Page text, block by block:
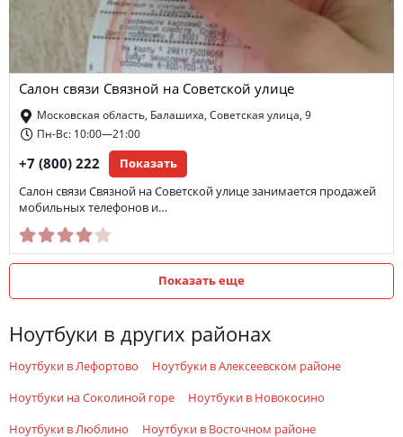
Салон связи Связной на Советской улице
Московская область, Балашиха, Советская улица, 9
Пн-Вс: 10:00—21:00
+7 (800) 222 Показать
Салон связи Связной на Советской улице занимается продажей
мобильных телефонов и…
Показать еще
ноутбуки в других районах
ноутбуки в Лефортово ноутбуки в Алексеевском районе
ноутбуки на Соколиной горе ноутбуки в Новокосино
ноутбуки в Люблино ноутбуки в Восточном районе